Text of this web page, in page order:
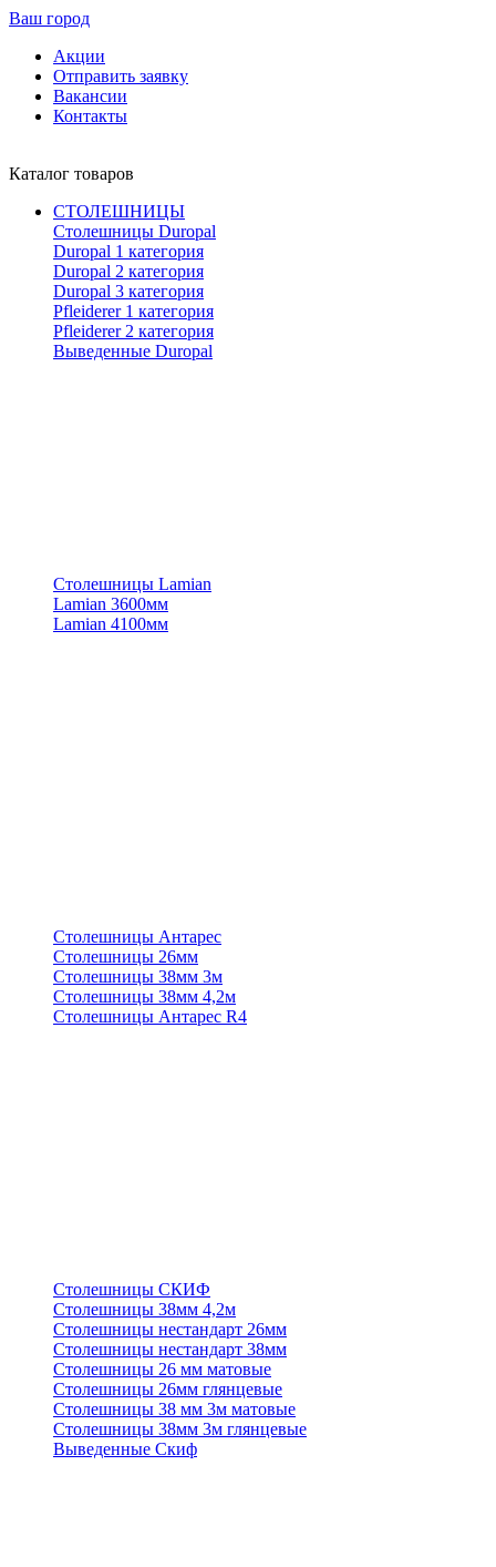
Ваш город
Акции
Отправить заявку
Вакансии
Контакты
Каталог товаров
СТОЛЕШНИЦЫ
Столешницы Duropal
Duropal 1 категория
Duropal 2 категория
Duropal 3 категория
Pfleiderer 1 категория
Pfleiderer 2 категория
Выведенные Duropal
Столешницы Lamian
Lamian 3600мм
Lamian 4100мм
Столешницы Антарес
Столешницы 26мм
Столешницы 38мм 3м
Столешницы 38мм 4,2м
Столешницы Антарес R4
Столешницы СКИФ
Столешницы 38мм 4,2м
Столешницы нестандарт 26мм
Столешницы нестандарт 38мм
Столешницы 26 мм матовые
Столешницы 26мм глянцевые
Столешницы 38 мм 3м матовые
Столешницы 38мм 3м глянцевые
Выведенные Скиф